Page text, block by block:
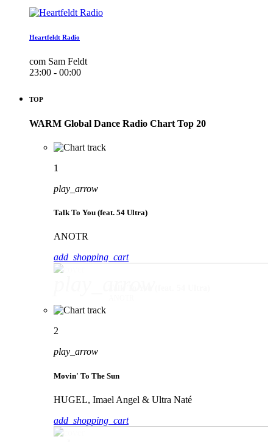
Heartfeldt Radio
com Sam Feldt
23:00 - 00:00
TOP
WARM Global Dance Radio Chart Top 20
1
play_arrow
Talk To You (feat. 54 Ultra)
ANOTR
add_shopping_cart
2
play_arrow
Movin' To The Sun
HUGEL, Imael Angel & Ultra Naté
add_shopping_cart